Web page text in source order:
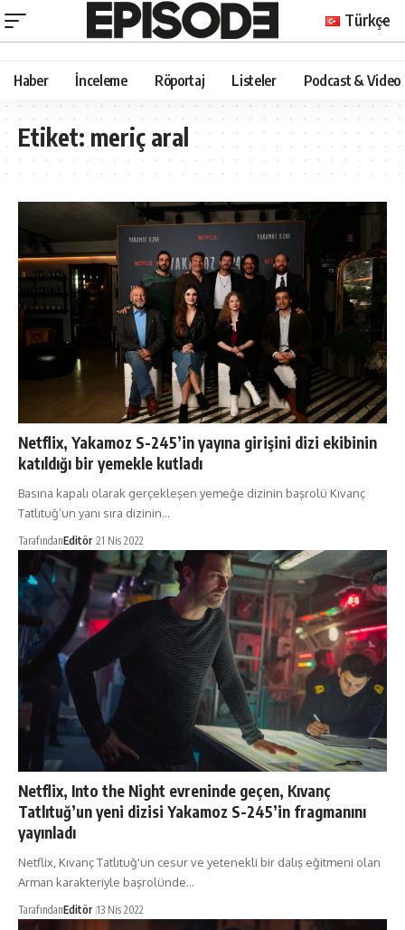
Türkçe
Haber İnceleme Röportaj Listeler Podcast & Video
Etiket:meriç aral
Netflix, Yakamoz S-245’in yayına girişini dizi ekibinin
katıldığı bir yemekle kutladı
Basına kapalı olarak gerçekleşen yemeğe dizinin başrolü Kıvanç
Tatlıtuğ’un yanı sıra dizinin…
TarafındanEditör 21 Nis 2022
Netflix, Into the Night evreninde geçen, Kıvanç
Tatlıtuğ’un yeni dizisi Yakamoz S-245’in fragmanını
yayınladı
Netflix, Kıvanç Tatlıtuğ'un cesur ve yetenekli bir dalış eğitmeni olan
Arman karakteriyle başrolünde…
TarafındanEditör 13 Nis 2022